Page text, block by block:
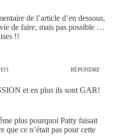
de l’article d’en dessous,
de faire, mais pas possible …
!!
RÉPONDRE
et en plus ils sont GAR!
plus pourquoi Patty faisait
que ce n’était pas pour cette